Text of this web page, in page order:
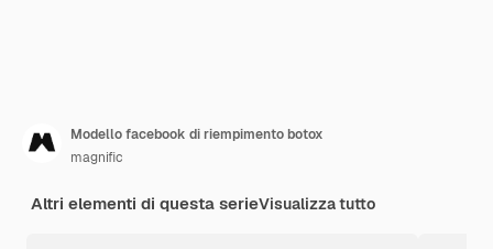
Modello facebook di riempimento botox
magnific
Altri elementi di questa serieVisualizza tutto